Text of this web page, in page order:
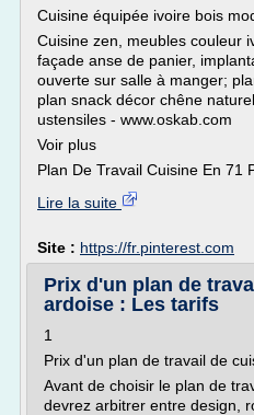
Cuisine équipée ivoire bois
Cuisine zen, meubles couleur
façade anse de panier,
ouverte sur salle à manger;
plan snack décor chêne
ustensiles - www.oskab.com
Voir plus
Plan De Travail Cuisine En 71
Lire la suite
Site : https://fr.pinterest.com
Prix d'un plan de
ardoise : Les tarifs
1
Prix d'un plan de travail de
Avant de choisir le plan de
devrez arbitrer entre design,